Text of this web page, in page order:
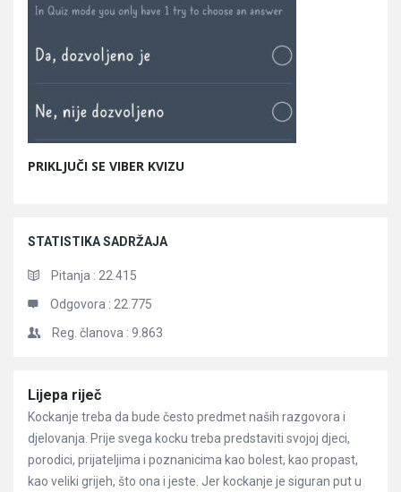
PRIKLJUČI SE VIBER KVIZU
STATISTIKA SADRŽAJA
Pitanja : 22.415
Odgovora : 22.775
Reg. članova : 9.863
Članci
Lijepa riječ
Kockanje treba da bude često predmet naših razgovora i
djelovanja. Prije svega kocku treba predstaviti svojoj djeci,
porodici, prijateljima i poznanicima kao bolest, kao propast,
kao veliki grijeh, što ona i jeste. Jer kockanje je siguran put u